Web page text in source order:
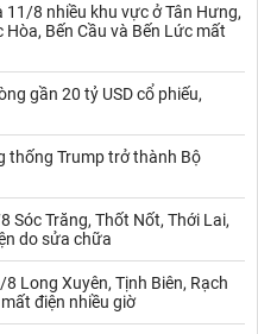
11/8 nhiều khu vực ở Tân Hưng,
Bến Cầu và Bến Lức mất
gần 20 tỷ USD cổ phiếu,
thống Trump trở thành Bộ
Sóc Trăng, Thốt Nốt, Thới Lai,
do sửa chữa
Long Xuyên, Tịnh Biên, Rạch
điện nhiều giờ